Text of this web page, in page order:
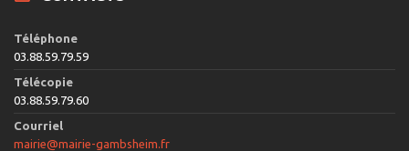
Téléphone
03.88.59.79.59
Télécopie
03.88.59.79.60
Courriel
mairie@mairie-gambsheim.fr